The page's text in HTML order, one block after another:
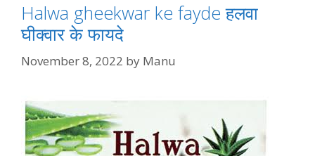
Halwa gheekwar ke fayde हलवा
घीक्वार के फायदे
November 8, 2022 by Manu